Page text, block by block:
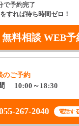
で予約完了
すれば待ち時間ゼロ！
無料相談 WEB予
のご予約
10:00～18:30
267-2040 電話す